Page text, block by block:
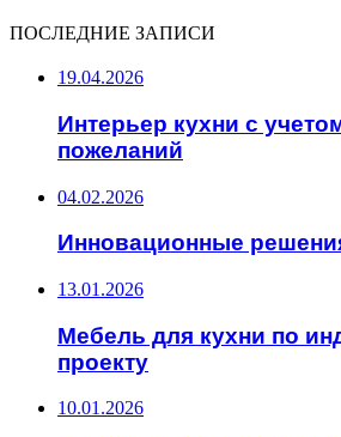
ПОСЛЕДНИЕ ЗАПИСИ
19.04.2026
Интерьер кухни с
пожеланий
04.02.2026
Инновационные
13.01.2026
Мебель для кухни по
проекту
10.01.2026